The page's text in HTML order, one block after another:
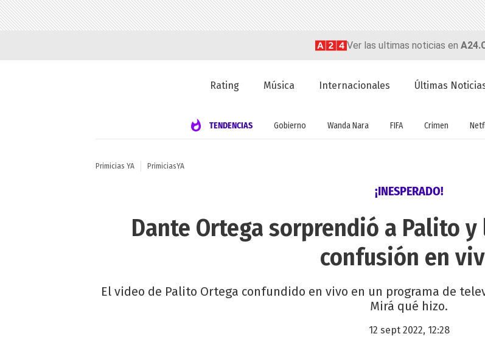
Ver las ultimas noticias en
Rating Música Internacionales Últimas
TENDENCIAS Gobierno Wanda Nara FIFA Crimen
Primicias YA PrimiciasYA
¡INESPERADO!
Dante Ortega sorprendió a Palito
confusión en
El video de Palito Ortega confundido en vivo en un programa de
Mirá qué hizo.
12 sept 2022, 12:28